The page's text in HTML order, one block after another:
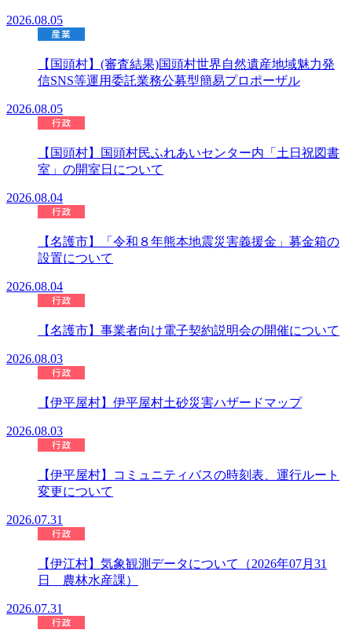
2026.08.05
【国頭村】(審査結果)国頭村世界自然遺産地域魅力発
信SNS等運用委託業務公募型簡易プロポーザル
2026.08.05
【国頭村】国頭村民ふれあいセンター内「土日祝図書
室」の開室日について
2026.08.04
【名護市】「令和８年熊本地震災害義援金」募金箱の
設置について
2026.08.04
【名護市】事業者向け電子契約説明会の開催について
2026.08.03
【伊平屋村】伊平屋村土砂災害ハザードマップ
2026.08.03
【伊平屋村】コミュニティバスの時刻表、運行ルート
変更について
2026.07.31
【伊江村】気象観測データについて（2026年07月31
日 農林水産課）
2026.07.31